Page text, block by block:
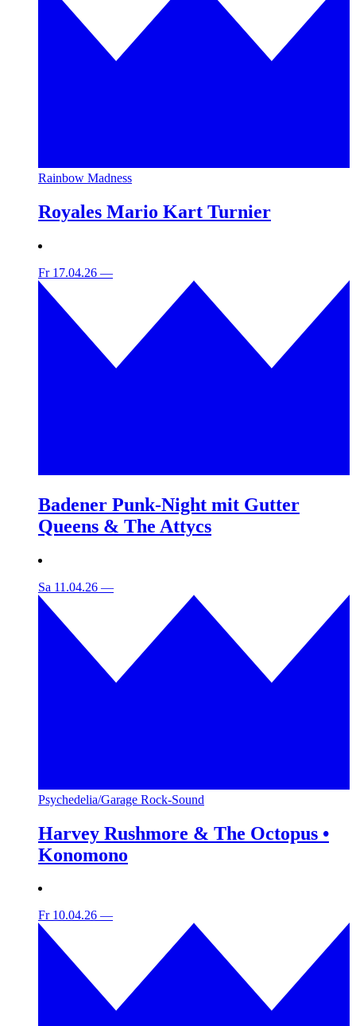
Rainbow Madness
Royales Mario Kart Turnier
Fr 17.04.26 —
Badener Punk-Night mit Gutter
Queens & The Attycs
Sa 11.04.26 —
Psychedelia/Garage Rock-Sound
Harvey Rushmore & The Octopus •
Konomono
Fr 10.04.26 —